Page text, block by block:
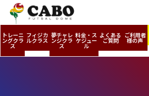
トレーニ
ングクラ
ス
フィジカ
ルクラス
夢チャレ
ンジクラ
ス
料金・ス
ケジュー
ル
よくある
ご質問
ご利用者
様の声